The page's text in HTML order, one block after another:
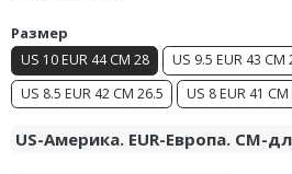
Размер
US 10 EUR 44 CM 28
US 9.5 EUR 43 CM
US 8.5 EUR 42 CM 26.5
US 8 EUR 41 CM
US-Америка. EUR-Европа. CM-
Air Jordan 14
Air Jordan 15